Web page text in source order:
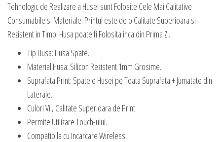
Tehnologic de Realizare a Husei sunt Folosite Cele Mai Calitative
Consumabile si Materiale. Printul este de o Calitate Superioara si
Rezistent in Timp. Husa poate fi Folosita inca din Prima Zi.
Tip Husa: Husa Spate.
Material Husa: Silicon Rezistent 1mm Grosime.
Suprafata Print: Spatele Husei pe Toata Suprafata + Jumatate din
Laterale.
Culori Vii, Calitate Superioara de Print.
Permite Utilizare Touch-ului.
Compatibila cu Incarcare Wireless.